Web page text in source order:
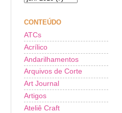
CONTEÚDO
ATCs
Acrílico
Andarilhamentos
Arquivos de Corte
Art Journal
Artigos
Ateliê Craft